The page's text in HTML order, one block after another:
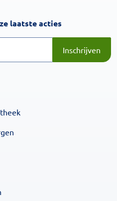
laatste acties
Inschrijven